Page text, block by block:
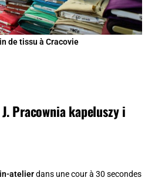
de tissu à Cracovie
Pracownia kapeluszy i
atelierdans une cour à 30 secondes